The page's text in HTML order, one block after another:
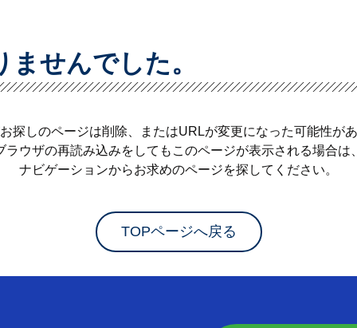
せんでした。
探しのページは削除、またはURLが変更になった可能性があ
ラウザの再読み込みをしてもこのページが表示される場合は、
ナビゲーションからお求めのページを探してください。
TOPページへ戻る